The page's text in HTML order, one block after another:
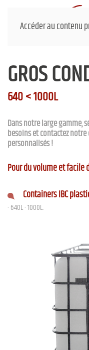
Accéder au contenu
GROS
640 < 1000L
Dans notre large gamme,
besoins et contactez
personnalisés !
Pour du volume et
Containers IBC
- 640L - 1000L.